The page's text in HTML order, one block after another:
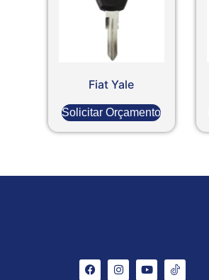
Fiat Yale
Solicitar Orçamento